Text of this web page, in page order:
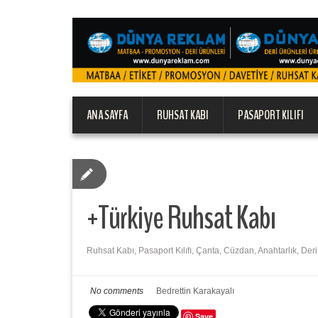
ANA SAYFA RUHSAT KABI PASAPORT KILIFI
+Türkiye Ruhsat Kabı
Ruhsat Kabı, Pasaport Kılıfı, Çanta, Cüzdan, Anahtarlık,
No comments Bedrettin Karakayalı